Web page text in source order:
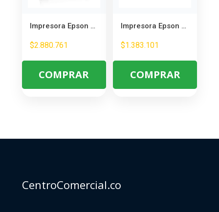
Impresora Epson EcoTank M3180 Multifuncional Monocromática – Ideal para Oficina
$2.880.761
COMPRAR
Impresora Epson EcoTank L4360 WiFi 3 en 1 – Multifuncional para Oficina
$1.383.101
COMPRAR
CentroComercial.co